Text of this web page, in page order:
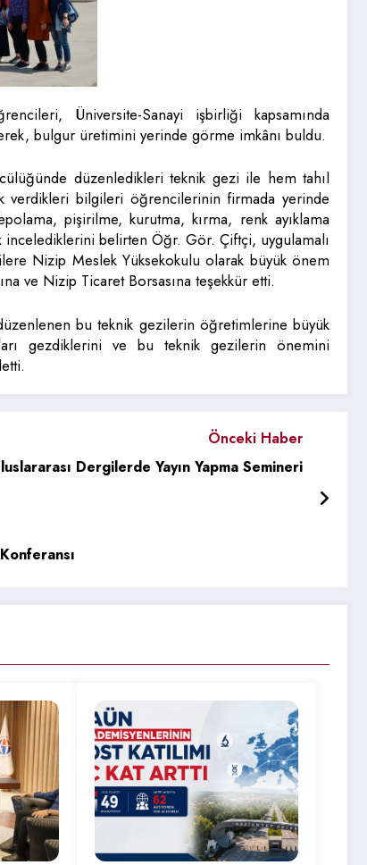
Üniversite-Sanayi işbirliği kapsamında
bulgur üretimini yerinde görme imkânı buldu.
düzenledikleri teknik gezi ile hem tahıl
bilgileri öğrencilerinin firmada yerinde
pişirilme, kurutma, kırma, renk ayıklama
incelediklerini belirten Öğr. Gör. Çiftçi, uygulamalı
Nizip Meslek Yüksekokulu olarak büyük önem
ve Nizip Ticaret Borsasına teşekkür etti.
bu teknik gezilerin öğretimlerine büyük
gezdiklerini ve bu teknik gezilerin önemini
Önceki Haber
Dergilerde Yayın Yapma Semineri